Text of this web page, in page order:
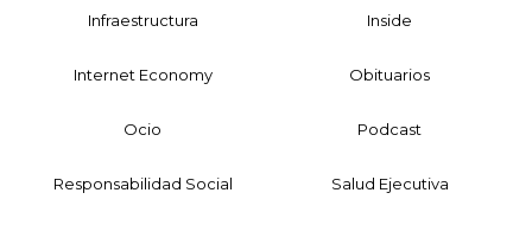
Infraestructura Inside
Internet Economy Obituarios
Ocio Podcast
Responsabilidad Social Salud Ejecutiva